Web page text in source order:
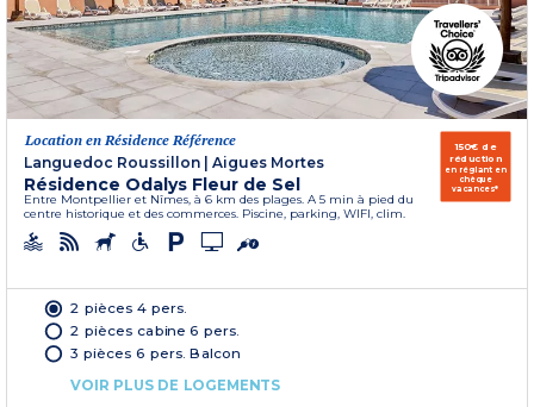
Location en Résidence Référence
Languedoc Roussillon | Aigues Mortes
Résidence Odalys Fleur de Sel
Entre Montpellier et Nîmes, à 6 km des plages. A 5 min à pied du
centre historique et des commerces. Piscine, parking, WIFI, clim.
150€ de
réduction
en réglant en
chèque
vacances*
2 pièces 4 pers.
2 pièces cabine 6 pers.
3 pièces 6 pers. Balcon
VOIR PLUS DE LOGEMENTS